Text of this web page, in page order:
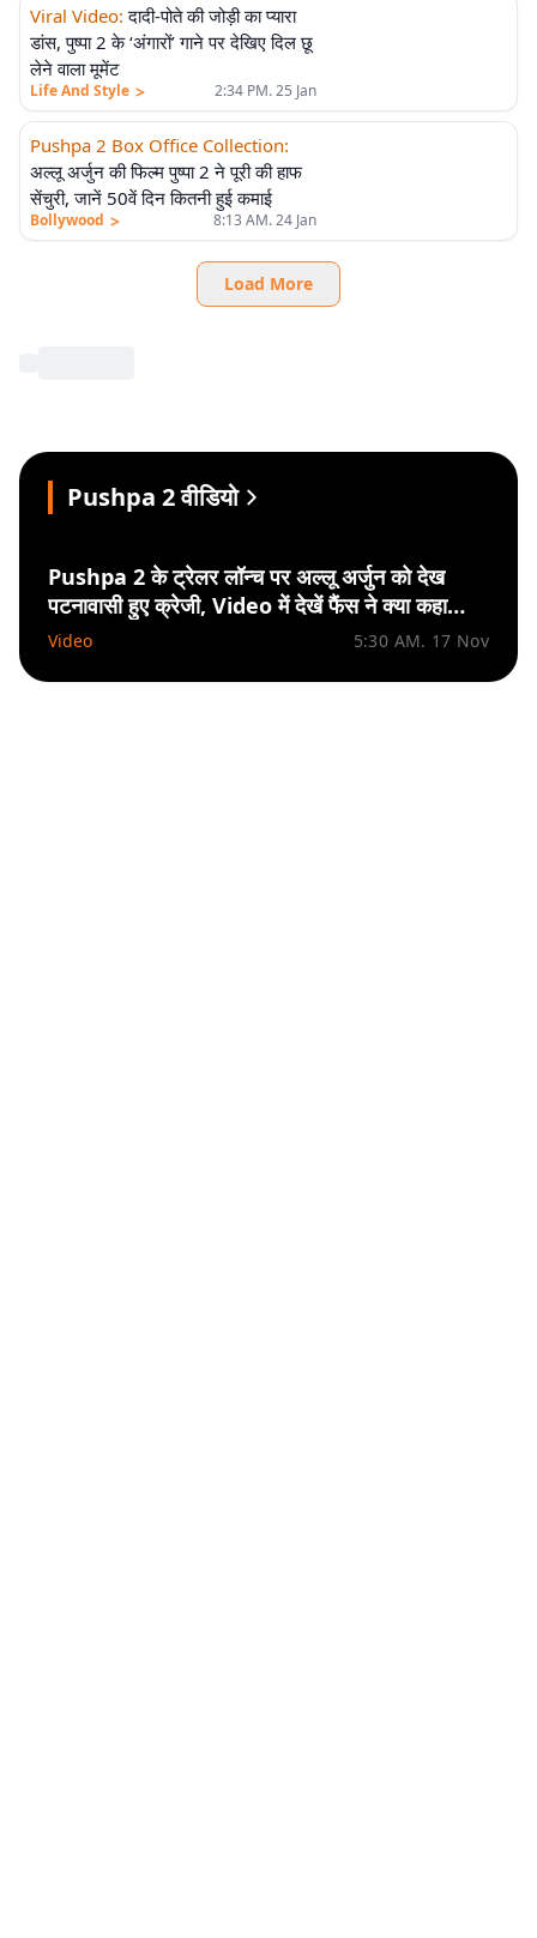
Viral Video: दादी-पोते की जोड़ी का प्यारा
डांस, पुष्पा 2 के ‘अंगारों’ गाने पर देखिए दिल छू
लेने वाला मूमेंट
Life And Style > 2:34 PM. 25 Jan
Pushpa 2 Box Office Collection:
अल्लू अर्जुन की फिल्म पुष्पा 2 ने पूरी की हाफ
सेंचुरी, जानें 50वें दिन कितनी हुई कमाई
Bollywood > 8:13 AM. 24 Jan
Load More
Pushpa 2 वीडियो
Pushpa 2 के ट्रेलर लॉन्च पर अल्लू अर्जुन को देख
पटनावासी हुए क्रेजी, Video में देखें फैंस ने क्या कहा…
Video 5:30 AM. 17 Nov